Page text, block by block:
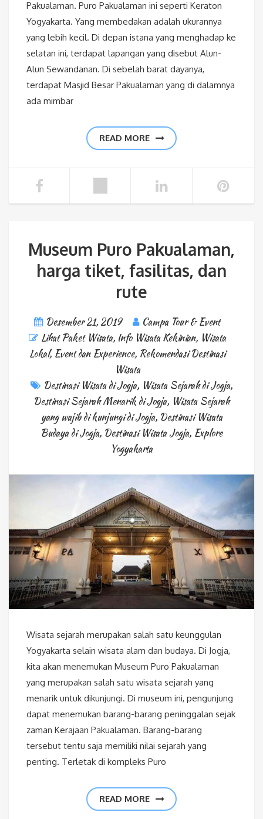
Pakualaman. Puro Pakualaman ini seperti Keraton
Yogyakarta. Yang membedakan adalah ukurannya
yang lebih kecil. Di depan istana yang menghadap ke
selatan ini, terdapat lapangan yang disebut Alun-
Alun Sewandanan. Di sebelah barat dayanya,
terdapat Masjid Besar Pakualaman yang di dalamnya
ada mimbar
READ MORE
Museum Puro Pakualaman,
harga tiket, fasilitas, dan
rute
Desember 21, 2019
Campa Tour & Event
Lihat Paket Wisata, Info Wisata Kekinian, Wisata
Lokal, Event dan Experience, Rekomendasi Destinasi
Wisata
Destinasi Wisata di Jogja, Wisata Sejarah di Jogja,
Destinasi Sejarah Menarik di Jogja, Wisata Sejarah
yang wajib di kunjungi di Jogja, Destinasi Wisata
Budaya di Jogja, Destinasi Wisata Jogja, Explore
Yogyakarta
Wisata sejarah merupakan salah satu keunggulan
Yogyakarta selain wisata alam dan budaya. Di Jogja,
kita akan menemukan Museum Puro Pakualaman
yang merupakan salah satu wisata sejarah yang
menarik untuk dikunjungi. Di museum ini, pengunjung
dapat menemukan barang-barang peninggalan sejak
zaman Kerajaan Pakualaman. Barang-barang
tersebut tentu saja memiliki nilai sejarah yang
penting. Terletak di kompleks Puro
READ MORE